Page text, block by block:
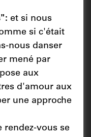
et si nous
si c'était
nous danser
mené par
aux
d'amour aux
une approche
rendez-vous se